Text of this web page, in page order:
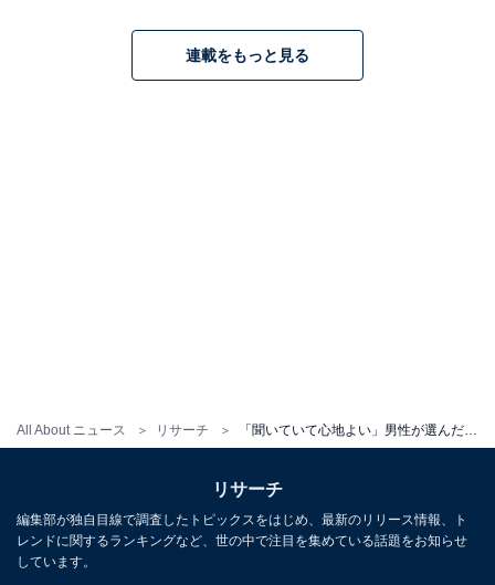
All About ニュース リサーチ
9位までのランキング結果を見る
連載をもっと見る
リサーチ
編集部が独自目線で調査したトピックスをはじめ、最新のリリース情報、ト
レンドに関するランキングなど、世の中で注目を集めている話題をお知らせ
しています。